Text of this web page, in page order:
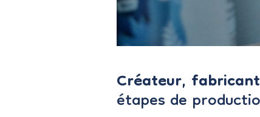
Créateur,
étapes de